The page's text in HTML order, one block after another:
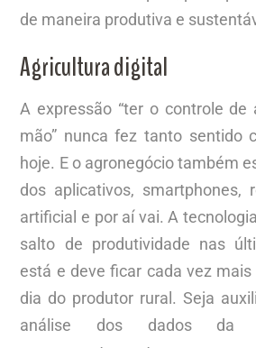
de maneira produtiva e
Agricultura digital
A expressão “ter o controle de
mão” nunca fez tanto sentido
hoje. E o agronegócio também
dos aplicativos, smartphones,
artificial e por aí vai. A
salto de produtividade nas
está e deve ficar cada vez
dia do produtor rural. Seja
análise dos dados da